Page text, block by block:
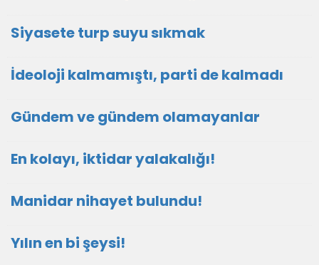
Siyasete turp suyu sıkmak
İdeoloji kalmamıştı, parti de kalmadı
Gündem ve gündem olamayanlar
En kolayı, iktidar yalakalığı!
Manidar nihayet bulundu!
Yılın en bi şeysi!